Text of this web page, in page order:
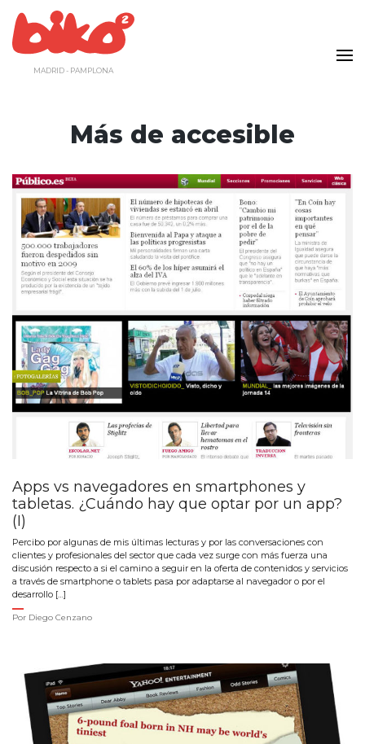
contenido
MADRID - PAMPLONA
Más de accesible
Apps vs navegadores en smartphones y
tabletas. ¿Cuándo hay que optar por un app?
(I)
Percibo por algunas de mis últimas lecturas y por las conversaciones con
clientes y profesionales del sector que cada vez surge con más fuerza una
discusión respecto a si el camino a seguir en la oferta de contenidos y servicios
a través de smartphone o tablets pasa por adaptarse al navegador o por el
desarrollo […]
Por Diego Cenzano